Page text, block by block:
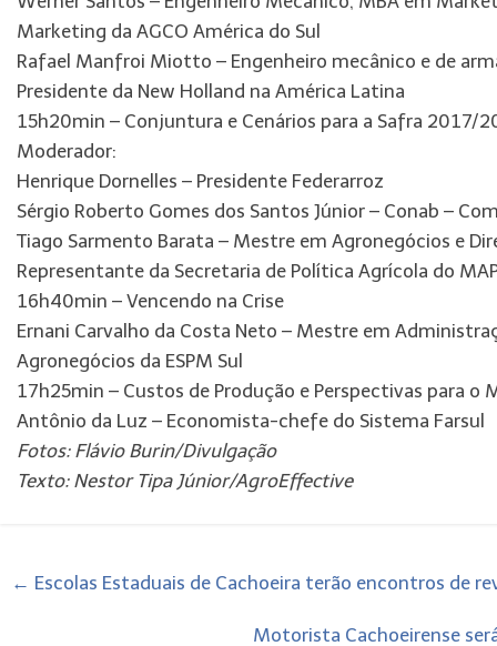
Marketing da AGCO América do Sul
Rafael Manfroi Miotto – Engenheiro mecânico e de
Presidente da New Holland na América Latina
15h20min – Conjuntura e Cenários para a Safra 2017/
Moderador:
Henrique Dornelles – Presidente Federarroz
Sérgio Roberto Gomes dos Santos Júnior – Conab –
Tiago Sarmento Barata – Mestre em Agronegócios e
Representante da Secretaria de Política Agrícola do
16h40min – Vencendo na Crise
Ernani Carvalho da Costa Neto – Mestre em
Agronegócios da ESPM Sul
17h25min – Custos de Produção e Perspectivas para o
Antônio da Luz – Economista-chefe do Sistema Farsul
Fotos: Flávio Burin/Divulgação
Texto: Nestor Tipa Júnior/AgroEffective
← Escolas Estaduais de Cachoeira terão encontros de
Motorista Cachoeirense